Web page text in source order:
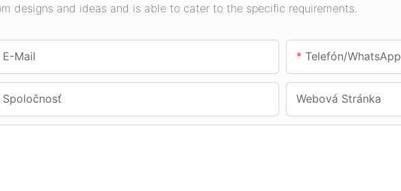
designs and ideas and is able to cater to the specific requirements.
E-Mail Telefón/whatsApp
Spoločnosť Webová Stránka